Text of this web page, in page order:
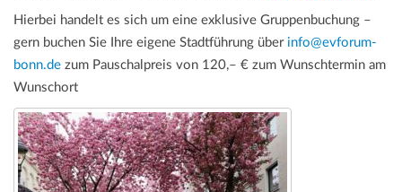
Hierbei handelt es sich um eine exklusive Gruppenbuchung –
gern buchen Sie Ihre eigene Stadtführung über info@evforum-
bonn.de zum Pauschalpreis von 120,– € zum Wunschtermin am
Wunschort